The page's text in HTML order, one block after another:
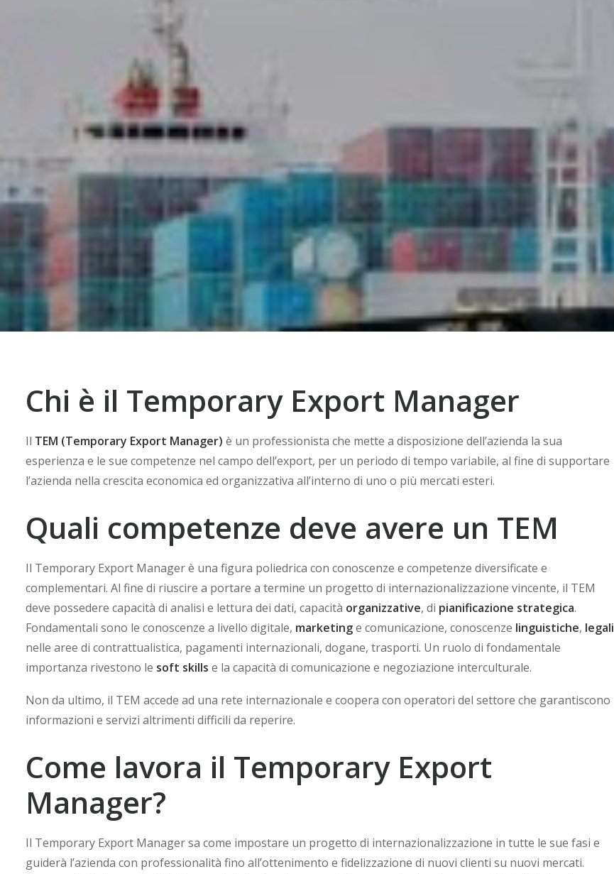
Chi è il Temporary Export Manager
Il TEM (Temporary Export Manager) è un professionista che mette a disposizione dell’azienda la sua
esperienza e le sue competenze nel campo dell’export, per un periodo di tempo variabile, al fine di supportare
l’azienda nella crescita economica ed organizzativa all’interno di uno o più mercati esteri.
Quali competenze deve avere un TEM
Il Temporary Export Manager è una figura poliedrica con conoscenze e competenze diversificate e
complementari. Al fine di riuscire a portare a termine un progetto di internazionalizzazione vincente, il TEM
deve possedere capacità di analisi e lettura dei dati, capacità organizzative, di pianificazione strategica.
Fondamentali sono le conoscenze a livello digitale, marketinge comunicazione, conoscenze linguistiche, legali
nelle aree di contrattualistica, pagamenti internazionali, dogane, trasporti. Un ruolo di fondamentale
importanza rivestono le soft skills e la capacità di comunicazione e negoziazione interculturale.
Non da ultimo, il TEM accede ad una rete internazionale e coopera con operatori del settore che garantiscono
informazioni e servizi altrimenti difficili da reperire.
Come lavora il Temporary Export
Manager?
Il Temporary Export Manager sa come impostare un progetto di internazionalizzazione in tutte le sue fasi e
guiderà l’azienda con professionalità fino all’ottenimento e fidelizzazione di nuovi clienti su nuovi mercati.